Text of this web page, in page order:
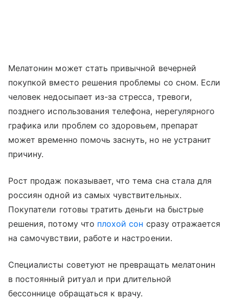
Мелатонин может стать привычной вечерней
покупкой вместо решения проблемы со сном. Если
человек недосыпает из-за стресса, тревоги,
позднего использования телефона, нерегулярного
графика или проблем со здоровьем, препарат
может временно помочь заснуть, но не устранит
причину.
Рост продаж показывает, что тема сна стала для
россиян одной из самых чувствительных.
Покупатели готовы тратить деньги на быстрые
решения, потому что плохой сон сразу отражается
на самочувствии, работе и настроении.
Специалисты советуют не превращать мелатонин
в постоянный ритуал и при длительной
бессоннице обращаться к врачу.